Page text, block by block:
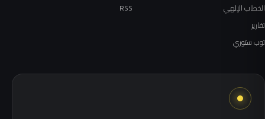
الخطاب الإلهي
تقارير
توب ستوري
RSS